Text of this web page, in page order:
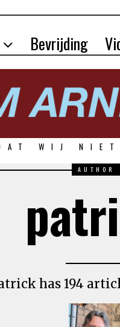
Bevrijding
WIJ NIET
AUTHOR
has 194